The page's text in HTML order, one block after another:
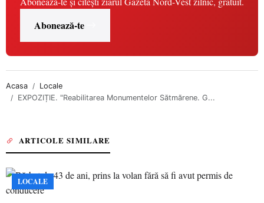
Abonează-te
Acasa
Locale
EXPOZIȚIE. "Reabilitarea Monumentelor Sătmărene. G...
ARTICOLE SIMILARE
LOCALE